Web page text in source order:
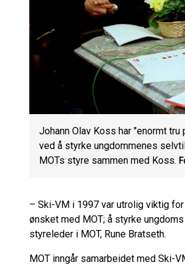
Johann Olav Koss har "enormt
ved å styrke ungdommenes
MOTs styre sammen med Koss.
– Ski-VM i 1997 var utrolig viktig
ønsket med MOT; å styrke
styreleder i MOT, Rune Bratseth.
MOT inngår samarbeidet med Ski-